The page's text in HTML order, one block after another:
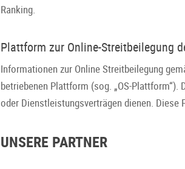
Ranking.
Plattform zur Online-Streitbeilegung
Informationen zur Online Streitbeilegung
betriebenen Plattform (sog. „OS-
oder Dienstleistungsverträgen dienen.
UNSERE PARTNER